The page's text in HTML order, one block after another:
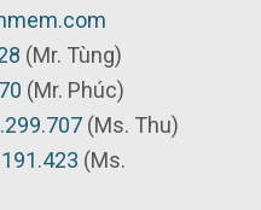
(Mr. Tùng)
(Mr. Phúc)
(Ms. Thu)
(Ms.